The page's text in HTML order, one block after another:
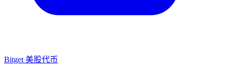
Bitget 美股代币